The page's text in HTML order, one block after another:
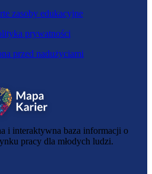
i interaktywna baza informacji o
pracy dla młodych ludzi.
zasoby edukacyjne
prywatności
przed nadużyciami